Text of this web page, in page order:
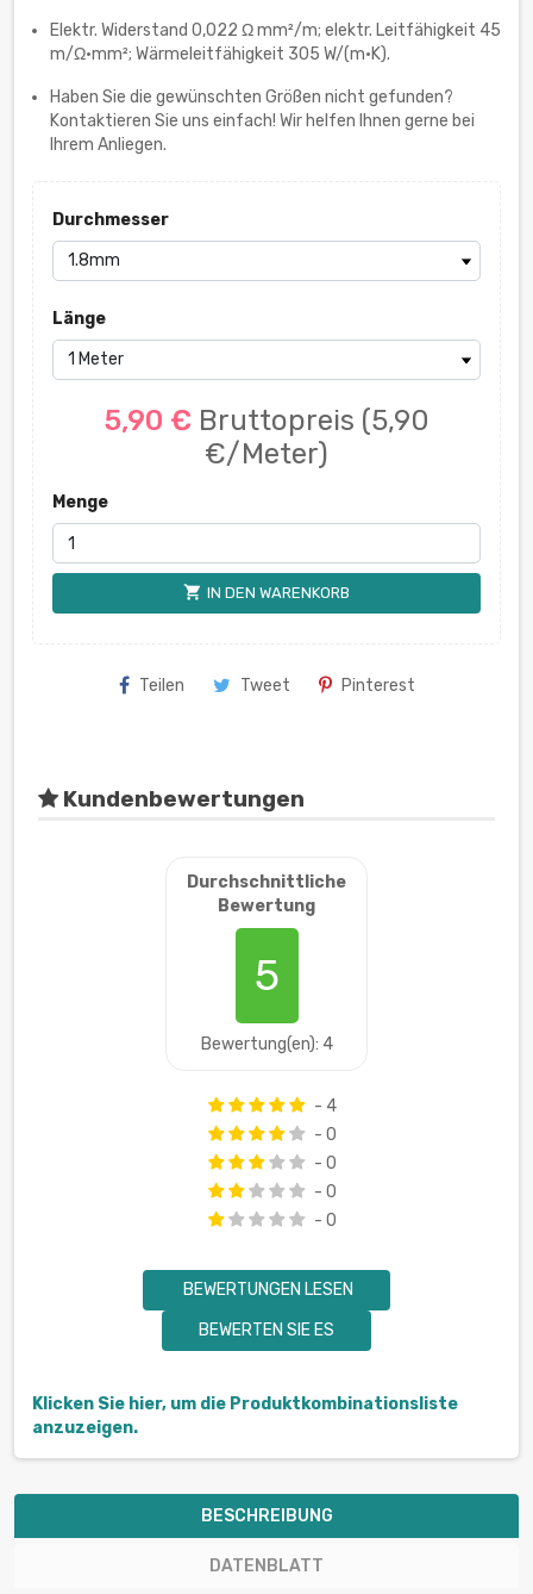
Elektr. Widerstand 0,022 Ω mm²/m; elektr. Leitfähigkeit 45
m/Ω•mm²; Wärmeleitfähigkeit 305 W/(m·K).
Haben Sie die gewünschten Größen nicht gefunden?
Kontaktieren Sie uns einfach! Wir helfen Ihnen gerne bei
Ihrem Anliegen.
Durchmesser
Länge
5,90 € Bruttopreis (5,90
€/Meter)
Menge
shopping_cart IN DEN WARENKORB
Teilen Tweet Pinterest
Kundenbewertungen
Durchschnittliche
Bewertung
5
Bewertung(en): 4
- 4
- 0
- 0
- 0
- 0
BEWERTUNGEN LESEN
BEWERTEN SIE ES
Klicken Sie hier, um die Produktkombinationsliste
anzuzeigen.
BESCHREIBUNG
DATENBLATT